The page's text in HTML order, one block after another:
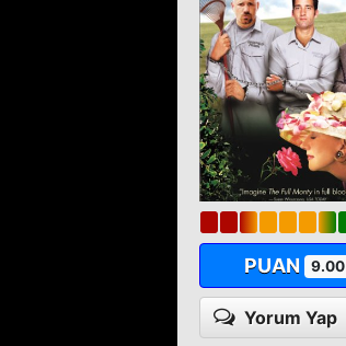
PUAN 9.00
Yorum Yap